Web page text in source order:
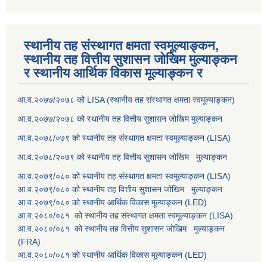
स्थानीय तह संस्थागत क्षमता स्वमूल्याङ्कन,
स्थानीय तह वित्तीय सुशासन जोखिम मुल्याङ्कन
र स्थानीय आर्थिक विकास मूल्याङ्कन र
आ.व.२०७७/२०७८ को LISA (स्थानीय तह संस्थागत क्षमता स्वमूल्याङ्कन)
आ.व.२०७७/२०७८ को स्थानीय तह वित्तीय सुशासन जोखिम मुल्याङ्कन
आ.व.२०७८/०७९ को स्थानीय तह संस्थागत क्षमता स्वमूल्याङ्कन (LISA)
आ.व.२०७८/२०७९ को स्थानीय तह वित्तीय सुशासन जोखिम मुल्याङ्कन
आ.व.२०७९/०८० को स्थानीय तह संस्थागत क्षमता स्वमूल्याङ्कन (LISA)
आ.व.२०७९/०८० को स्थानीय तह वित्तीय सुशासन जोखिम मुल्याङ्कन
आ.व.२०७९/०८० को स्थानीय आर्थिक विकास मूल्याङ्कन (LED)
आ.व.२०८०/०८१ को स्थानीय तह संस्थागत क्षमता स्वमूल्याङ्कन (LISA)
आ.व.२०८०/०८१ को स्थानीय तह वित्तीय सुशासन जोखिम मुल्याङ्कन
(FRA)
आ.व.२०८०/०८१ को स्थानीय आर्थिक विकास मूल्याङ्कन (LED)